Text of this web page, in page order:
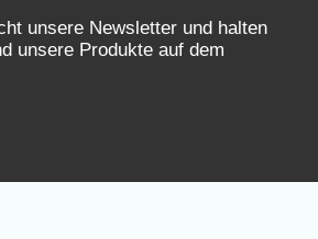
unsere Newsletter und halten
unsere Produkte auf dem